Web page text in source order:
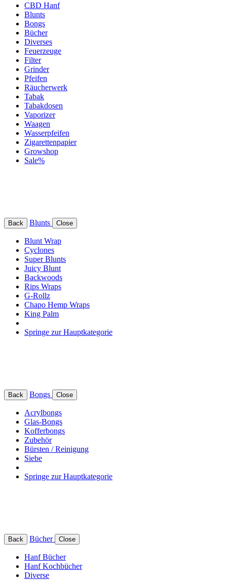
CBD Hanf
Blunts
Bongs
Bücher
Diverses
Feuerzeuge
Filter
Grinder
Pfeifen
Räucherwerk
Tabak
Tabakdosen
Vaporizer
Waagen
Wasserpfeifen
Zigarettenpapier
Growshop
Sale%
Back Blunts Close
Blunt Wrap
Cyclones
Super Blunts
Juicy Blunt
Backwoods
Rips Wraps
G-Rollz
Chapo Hemp Wraps
King Palm
Springe zur Hauptkategorie
Back Bongs Close
Acrylbongs
Glas-Bongs
Kofferbongs
Zubehör
Bürsten / Reinigung
Siebe
Springe zur Hauptkategorie
Back Bücher Close
Hanf Bücher
Hanf Kochbücher
Diverse